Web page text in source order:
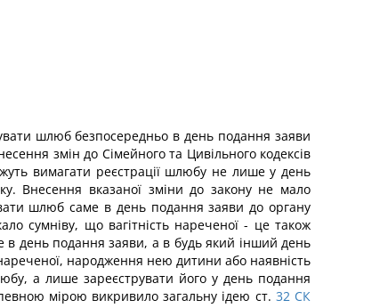
шлюб безпосередньо в день подання заяви
змін до Сімейного та Цивільного кодексів
вимагати реєстрації шлюбу не лише у день
Внесення вказаної зміни до закону не мало
шлюб саме в день подання заяви до органу
сумніву, що вагітність нареченої - це також
день подання заяви, а в будь який інший день
народження нею дитини або наявність
а лише зареєструвати його у день подання
мірою викривило загальну ідею ст. 32 СК